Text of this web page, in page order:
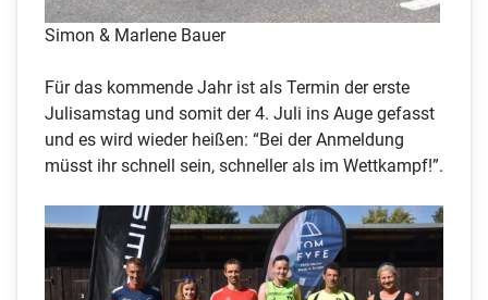
Simon & Marlene Bauer
Für das kommende Jahr ist als Termin der erste
Julisamstag und somit der 4. Juli ins Auge gefasst
und es wird wieder heißen: “Bei der Anmeldung
müsst ihr schnell sein, schneller als im Wettkampf!”.